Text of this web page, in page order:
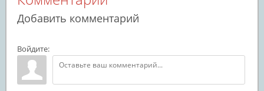
Добавить комментарий
Войдите: